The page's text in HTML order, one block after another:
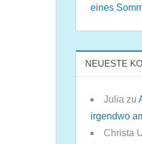
eines
NEUESTE
Julia zu
irgendwo
Christa